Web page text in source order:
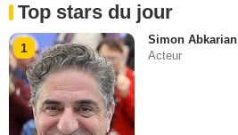
Top stars du jour
1
Simon Abkarian
Acteur